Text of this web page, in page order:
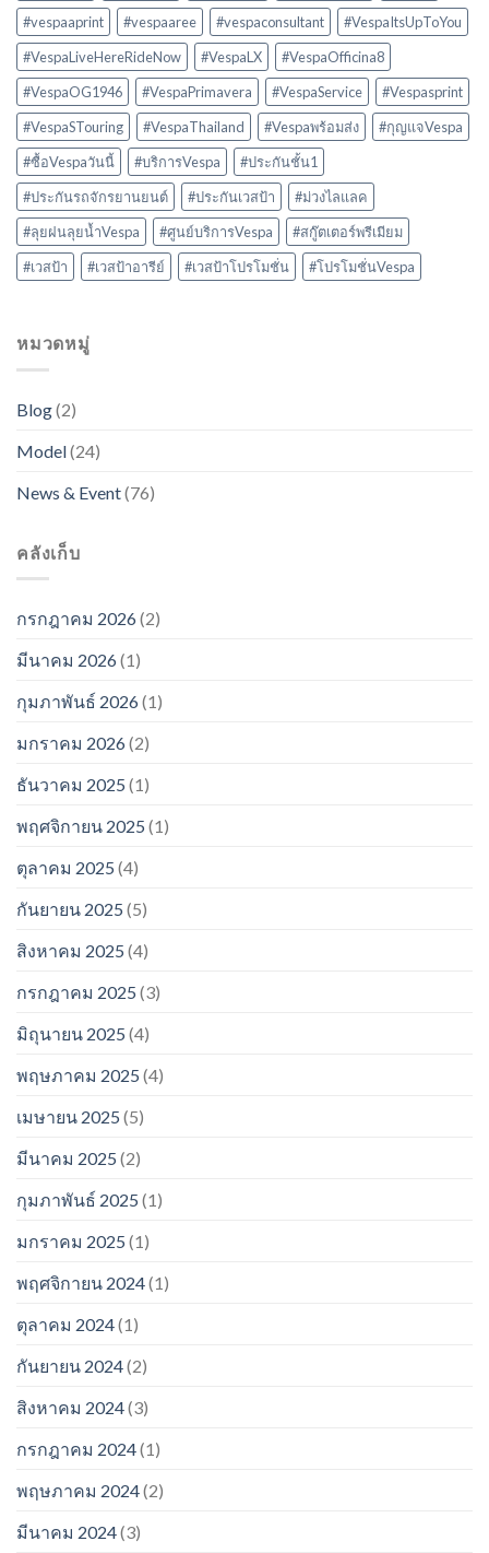
#vespaaprint #vespaaree #vespaconsultant
#VespaItsUpToYou
#VespaLiveHereRideNow
#VespaLX
#VespaOfficina8
#VespaOG1946
#VespaPrimavera #VespaService
#Vespasprint
#VespaSTouring
#VespaThailand #Vespaพร้อมส่ง
#กุญแจVespa
#ซื้อVespaวันนี้
#บริการVespa
#ประกันชั้น1
#ประกันรถจักรยานยนต์
#ประกันเวสป้า
#ม่วงไลแลค
#ลุยฝนลุยน้ำVespa
#ศูนย์บริการVespa
#สกู๊ตเตอร์พรีเมียม
#เวสป้า
#เวสป้าอารีย์ #เวสป้าโปรโมชั่น #โปรโมชั่นVespa
หมวดหมู่
Blog(2)
Model(24)
News & Event(76)
คลังเก็บ
กรกฎาคม 2026(2)
มีนาคม 2026(1)
กุมภาพันธ์ 2026(1)
มกราคม 2026(2)
ธันวาคม 2025 (1)
พฤศจิกายน 2025 (1)
ตุลาคม 2025 (4)
กันยายน 2025 (5)
สิงหาคม 2025 (4)
กรกฎาคม 2025 (3)
มิถุนายน 2025 (4)
พฤษภาคม 2025 (4)
เมษายน 2025 (5)
มีนาคม 2025 (2)
กุมภาพันธ์ 2025 (1)
มกราคม 2025 (1)
พฤศจิกายน 2024(1)
ตุลาคม 2024(1)
กันยายน 2024(2)
สิงหาคม 2024(3)
กรกฎาคม 2024(1)
พฤษภาคม 2024(2)
มีนาคม 2024(3)